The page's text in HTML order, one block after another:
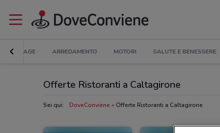
BRICOLAGE ARREDAMENTO MOTORI SALUTE E BENESSERE
Offerte Ristoranti a Caltagirone
Sei qui: DoveConviene Offerte Ristoranti a Caltagirone